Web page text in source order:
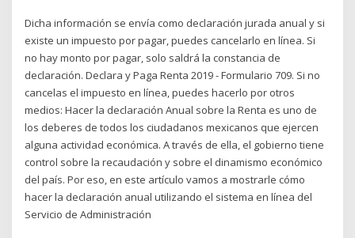
Dicha información se envía como declaración jurada anual y si
existe un impuesto por pagar, puedes cancelarlo en línea. Si
no hay monto por pagar, solo saldrá la constancia de
declaración. Declara y Paga Renta 2019 - Formulario 709. Si no
cancelas el impuesto en línea, puedes hacerlo por otros
medios: Hacer la declaración Anual sobre la Renta es uno de
los deberes de todos los ciudadanos mexicanos que ejercen
alguna actividad económica. A través de ella, el gobierno tiene
control sobre la recaudación y sobre el dinamismo económico
del país. Por eso, en este artículo vamos a mostrarle cómo
hacer la declaración anual utilizando el sistema en línea del
Servicio de Administración